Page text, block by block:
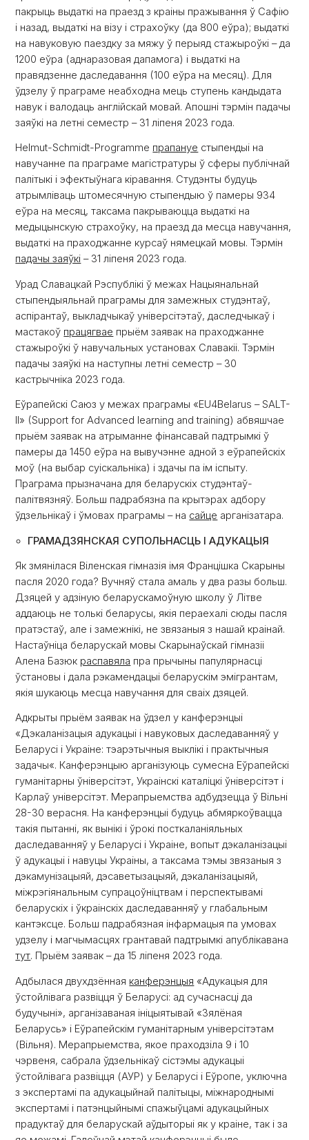
пакрыць выдаткі на праезд з краіны пражывання ў Сафію
і назад, выдаткі на візу і страхоўку (да 800 еўра); выдаткі
на навуковую паездку за мяжу ў перыяд стажыроўкі – да
1200 еўра (аднаразовая дапамога) і выдаткі на
правядзенне даследавання (100 еўра на месяц). Для
ўдзелу ў праграме неабходна мець ступень кандыдата
навук і валодаць англійскай мовай. Апошні тэрмін падачы
заяўкі на летні семестр – 31 ліпеня 2023 года.
Helmut-Schmidt-Programme прапануе стыпендыі на
навучанне па праграме магістратуры ў сферы публічнай
палітыкі і эфектыўнага кіравання. Студэнты будуць
атрымліваць штомесячную стыпендыю ў памеры 934
еўра на месяц, таксама пакрываюцца выдаткі на
медыцынскую страхоўку, на праезд да месца навучання,
выдаткі на праходжанне курсаў нямецкай мовы. Тэрмін
падачы заяўкі – 31 ліпеня 2023 года.
Урад Славацкай Рэспублікі ў межах Нацыянальнай
стыпендыяльнай праграмы для замежных студэнтаў,
аспірантаў, выкладчыкаў універсітэтаў, даследчыкаў і
мастакоў працягвае прыём заявак на праходжанне
стажыроўкі ў навучальных установах Славакіі. Тэрмін
падачы заяўкі на наступны летні семестр – 30
кастрычніка 2023 года.
Еўрапейскі Саюз у межах праграмы «EU4Belarus – SALT-
II» (Support for Advanced learning and training) абвяшчае
прыём заявак на атрыманне фінансавай падтрымкі ў
памеры да 1450 еўра на вывучэнне адной з еўрапейскіх
моў (на выбар суіскальніка) і здачы па ім іспыту.
Праграма прызначана для беларускіх студэнтаў-
палітвязняў. Больш падрабязна па крытэрах адбору
ўдзельнікаў і ўмовах праграмы – на сайце арганізатара.
ГРАМАДЗЯНСКАЯ СУПОЛЬНАСЦЬ І АДУКАЦЫЯ
Як змянілася Віленская гімназія імя Францішка Скарыны
пасля 2020 года? Вучняў стала амаль у два разы больш.
Дзяцей у адзіную беларускамоўную школу ў Літве
аддаюць не толькі беларусы, якія пераехалі сюды пасля
пратэстаў, але і замежнікі, не звязаныя з нашай краінай.
Настаўніца беларускай мовы Скарынаўскай гімназіі
Алена Базюк распавяла пра прычыны папулярнасці
ўстановы і дала рэкамендацыі беларускім эмігрантам,
якія шукаюць месца навучання для сваіх дзяцей.
Адкрыты прыём заявак на ўдзел у канферэнцыі
«Дэкаланізацыя адукацыі і навуковых даследаванняў у
Беларусі і Украіне: тэарэтычныя выклікі і практычныя
задачы«. Канферэнцыю арганізуюць сумесна Еўрапейскі
гуманітарны ўніверсітэт, Украінскі каталіцкі ўніверсітэт і
Карлаў універсітэт. Мерапрыемства адбудзецца ў Вільні
28-30 верасня. На канферэнцыі будуць абмяркоўвацца
такія пытанні, як вынікі і ўрокі посткаланіяльных
даследаванняў у Беларусі і Украіне, вопыт дэкаланізацыі
ў адукацыі і навуцы Украіны, а таксама тэмы звязаныя з
дэкамунізацыяй, дэсаветызацыяй, дэкаланізацыяй,
міжрэгіянальным супрацоўніцтвам і перспектывамі
беларускіх і ўкраінскіх даследаванняў у глабальным
кантэксце. Больш падрабязная інфармацыя па умовах
удзелу і магчымасцях грантавай падтрымкі апублікавана
тут. Прыём заявак – да 15 ліпеня 2023 года.
Адбылася двухдзённая канферэнцыя «Адукацыя для
ўстойлівага развіцця ў Беларусі: ад сучаснасці да
будучыні», арганізаваная ініцыятывай «Зялёная
Беларусь» і Еўрапейскім гуманітарным універсітэтам
(Вільня). Мерапрыемства, якое праходзіла 9 і 10
чэрвеня, сабрала ўдзельнікаў сістэмы адукацыі
ўстойлівага развіцця (АУР) у Беларусі і Еўропе, уключна
з экспертамі па адукацыйнай палітыцы, міжнароднымі
экспертамі і патэнцыйнымі спажыўцамі адукацыйных
прадуктаў для беларускай аўдыторыі як у краіне, так і за